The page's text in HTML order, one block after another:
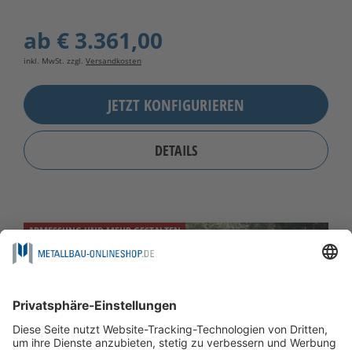
ab € 3.361,00
inkl. MwSt. zzgl. Versandkosten
JETZT KONFIGURIEREN
DETAILS
ABMESSUNG UND MEHR GESTALTEN